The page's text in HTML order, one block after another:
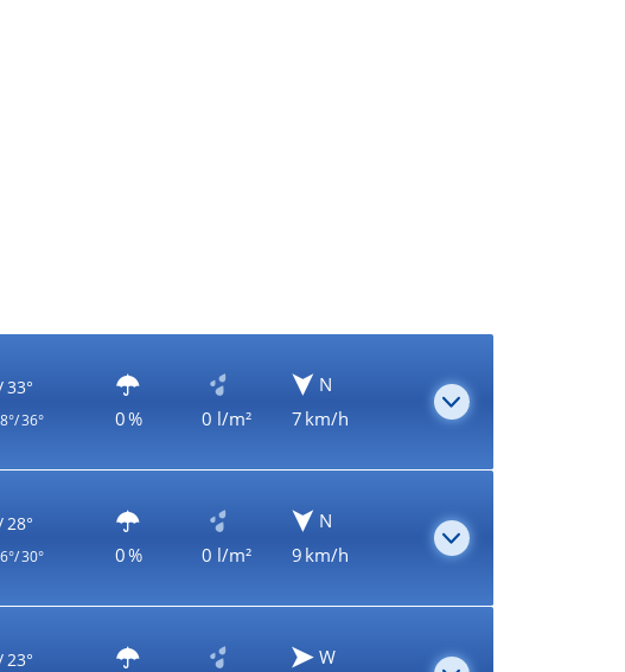
33°
36° 0 % 0 l/m²
N
7 km/h
28°
30° 0 % 0 l/m²
N
9 km/h
23°
W